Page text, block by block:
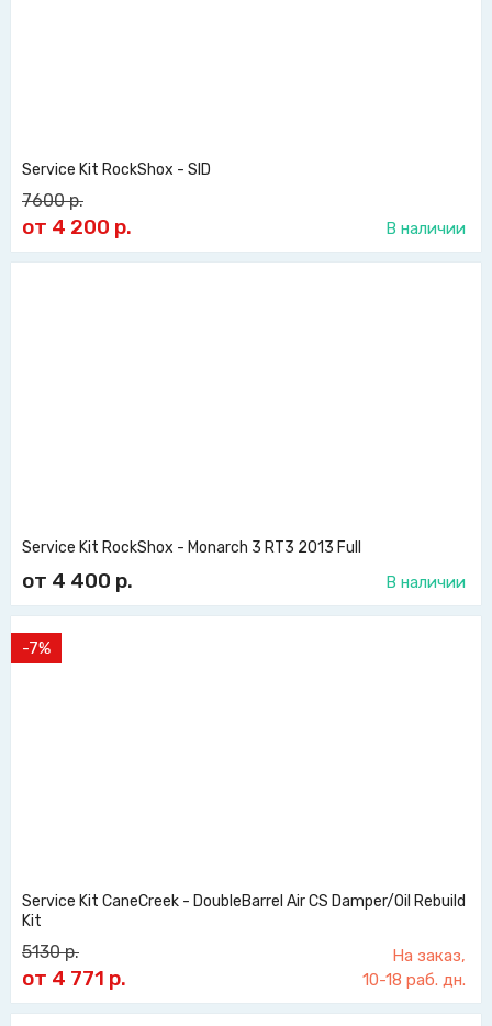
Service Kit RockShox - SID
7600р.
от 4 200 р. В наличии
Service Kit RockShox - Monarch 3 RT3 2013 Full
от 4 400 р. В наличии
-7%
Service Kit CaneCreek - DoubleBarrel Air CS Damper/Oil Rebuild
Kit
5130р.
от 4 771 р.
На заказ,
10-18 раб. дн.